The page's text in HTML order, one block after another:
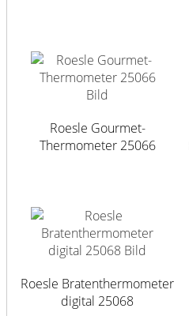
Roesle Gourmet-
Thermometer 25066
Roesle Bratenthermometer
digital 25068